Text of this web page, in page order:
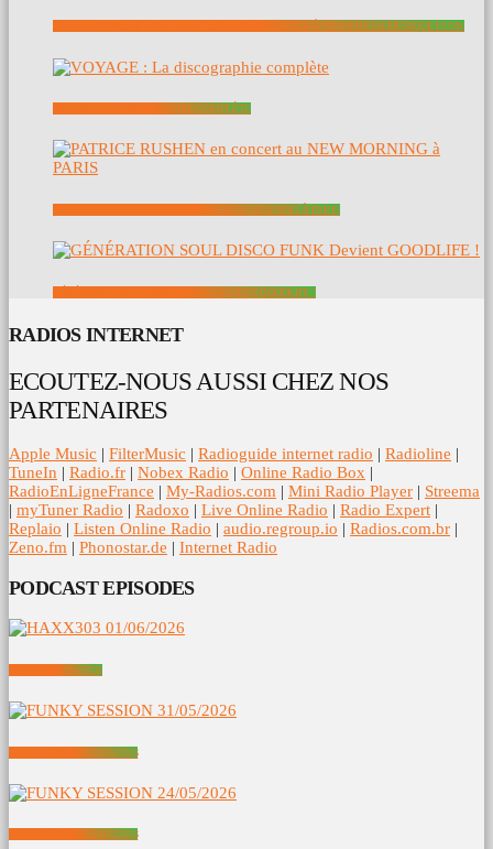
DOCUMENTAIRE | LET’S FUNK TONIGHT: UN VOYAGE À TRAVERS LA MUSIQUE FUNK
VOYAGE : LA DISCOGRAPHIE COMPLÈTE
PATRICE RUSHEN EN CONCERT AU NEW MORNING À PARIS
GÉNÉRATION SOUL DISCO FUNK DEVIENT GOODLIFE !
RADIOS INTERNET
ECOUTEZ-NOUS AUSSI CHEZ NOS
PARTENAIRES
Apple Music | FilterMusic | Radioguide internet radio | Radioline |
TuneIn | Radio.fr | Nobex Radio | Online Radio Box |
RadioEnLigneFrance | My-Radios.com | Mini Radio Player | Streema
| myTuner Radio | Radoxo | Live Online Radio | Radio Expert |
Replaio | Listen Online Radio | audio.regroup.io | Radios.com.br |
Zeno.fm | Phonostar.de | Internet Radio
PODCAST EPISODES
HAXX303 01/06/2026
FUNKY SESSION 31/05/2026
FUNKY SESSION 24/05/2026